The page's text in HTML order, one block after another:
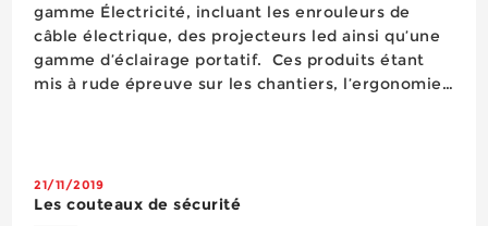
gamme Électricité, incluant les enrouleurs de
câble électrique, des projecteurs led ainsi qu’une
gamme d’éclairage portatif. Ces produits étant
mis à rude épreuve sur les chantiers, l’ergonomie
21/11/2019
Les couteaux de sécurité